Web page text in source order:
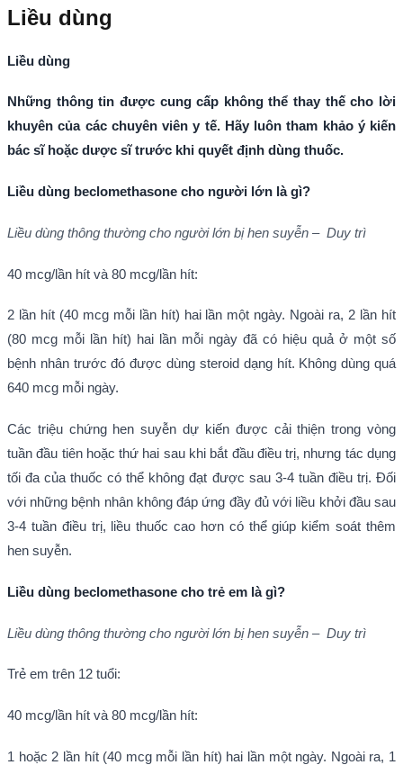
Liều dùng
Liều dùng
Những thông tin được cung cấp không thể thay thế cho lời
khuyên của các chuyên viên y tế. Hãy luôn tham khảo ý kiến
bác sĩ hoặc dược sĩ trước khi quyết định dùng thuốc.
Liều dùng beclomethasone cho người lớn là gì?
Liều dùng thông thường cho người lớn bị hen suyễn – Duy trì
40 mcg/lần hít và 80 mcg/lần hít:
2 lần hít (40 mcg mỗi lần hít) hai lần một ngày. Ngoài ra, 2 lần hít
(80 mcg mỗi lần hít) hai lần mỗi ngày đã có hiệu quả ở một số
bệnh nhân trước đó được dùng steroid dạng hít. Không dùng quá
640 mcg mỗi ngày.
Các triệu chứng hen suyễn dự kiến được cải thiện trong vòng
tuần đầu tiên hoặc thứ hai sau khi bắt đầu điều trị, nhưng tác dụng
tối đa của thuốc có thể không đạt được sau 3-4 tuần điều trị. Đối
với những bệnh nhân không đáp ứng đầy đủ với liều khởi đầu sau
3-4 tuần điều trị, liều thuốc cao hơn có thể giúp kiểm soát thêm
hen suyễn.
Liều dùng beclomethasone cho trẻ em là gì?
Liều dùng thông thường cho người lớn bị hen suyễn – Duy trì
Trẻ em trên 12 tuổi:
40 mcg/lần hít và 80 mcg/lần hít:
1 hoặc 2 lần hít (40 mcg mỗi lần hít) hai lần một ngày. Ngoài ra, 1